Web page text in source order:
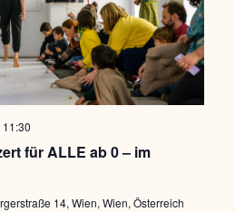
für ALLE ab 0 – im
11:30
14, Wien, Wien, Österreich